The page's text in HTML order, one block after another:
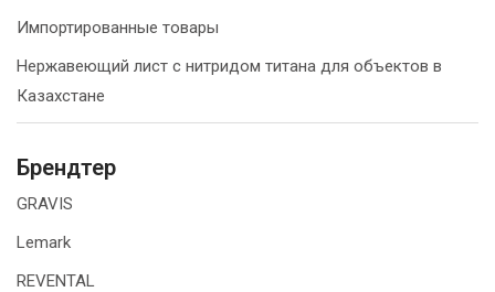
Импортированные товары
Нержавеющий лист с нитридом титана для объектов в
Казахстане
Брендтер
GRAVIS
Lemark
REVENTAL